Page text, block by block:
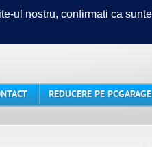
in lumea PC-urilor
REDUCERE PE PCGARAGE